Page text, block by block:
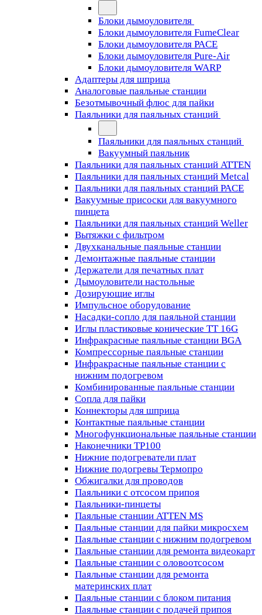
Блоки дымоуловителя
Блоки дымоуловителя FumeClear
Блоки дымоуловителя PACE
Блоки дымоуловителя Pure-Air
Блоки дымоуловителя WARP
Адаптеры для шприца
Аналоговые паяльные станции
Безотмывочный флюс для пайки
Паяльники для паяльных станций
Паяльники для паяльных станций
Вакуумный паяльник
Паяльники для паяльных станций ATTEN
Паяльники для паяльных станций Metcal
Паяльники для паяльных станций PACE
Вакуумные присоски для вакуумного
пинцета
Паяльники для паяльных станций Weller
Вытяжки с фильтром
Двухканальные паяльные станции
Демонтажные паяльные станции
Держатели для печатных плат
Дымоуловители настольные
Дозирующие иглы
Импульсное оборудование
Насадки-сопло для паяльной станции
Иглы пластиковые конические TT 16G
Инфракрасные паяльные станции BGA
Компрессорные паяльные станции
Инфракрасные паяльные станции с
нижним подогревом
Комбинированные паяльные станции
Сопла для пайки
Коннекторы для шприца
Контактные паяльные станции
Многофункциональные паяльные станции
Наконечники TP100
Нижние подогреватели плат
Нижние подогревы Термопро
Обжигалки для проводов
Паяльники с отсосом припоя
Паяльники-пинцеты
Паяльные станции ATTEN MS
Паяльные станции для пайки микросхем
Паяльные станции с нижним подогревом
Паяльные станции для ремонта видеокарт
Паяльные станции с оловоотсосом
Паяльные станции для ремонта
материнских плат
Паяльные станции с блоком питания
Паяльные станции с подачей припоя